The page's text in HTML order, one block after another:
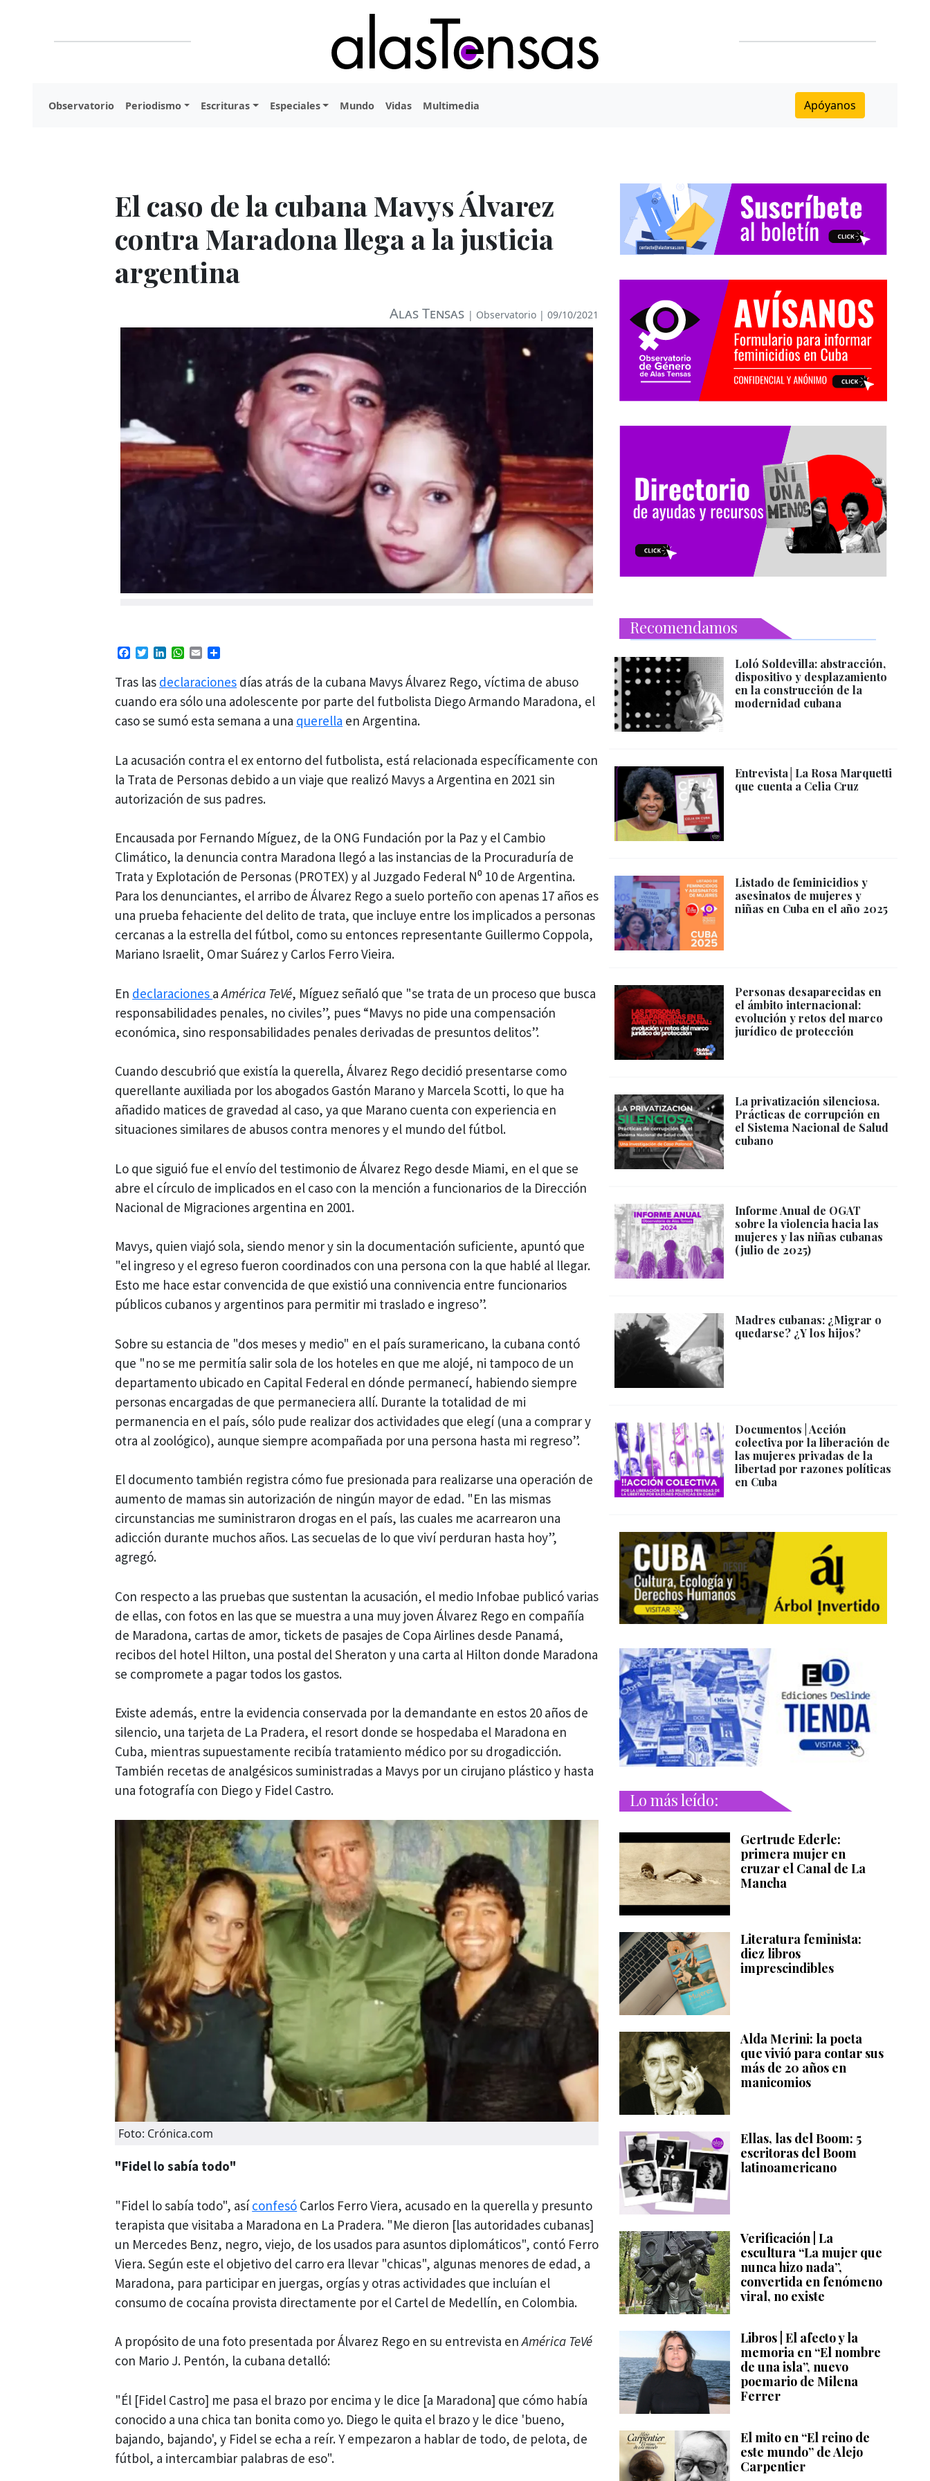
Observatorio Periodismo Escrituras Especiales Mundo Vidas Multimedia Apóyanos
El caso de la cubana Mavys Álvarez
contra Maradona llega a la justicia
argentina
Alas Tensas | Observatorio | 09/10/2021
Facebook
TwitterLinkedIn
WhatsApp
Email
Tras las declaraciones días atrás de la cubana Mavys Álvarez Rego, víctima de abuso
cuando era sólo una adolescente por parte del futbolista Diego Armando Maradona, el
caso se sumó esta semana a una querella en Argentina.
La acusación contra el ex entorno del futbolista, está relacionada específicamente con
la Trata de Personas debido a un viaje que realizó Mavys a Argentina en 2021 sin
autorización de sus padres.
Encausada por Fernando Míguez, de la ONG Fundación por la Paz y el Cambio
Climático, la denuncia contra Maradona llegó a las instancias de la Procuraduría de
Trata y Explotación de Personas (PROTEX) y al Juzgado Federal N⁰ 10 de Argentina.
Para los denunciantes, el arribo de Álvarez Rego a suelo porteño con apenas 17 años es
una prueba fehaciente del delito de trata, que incluye entre los implicados a personas
cercanas a la estrella del fútbol, como su entonces representante Guillermo Coppola,
Mariano Israelit, Omar Suárez y Carlos Ferro Vieira.
En declaraciones aAmérica TeVé, Míguez señaló que "se trata de un proceso que busca
responsabilidades penales, no civiles”, pues “Mavys no pide una compensación
económica, sino responsabilidades penales derivadas de presuntos delitos”.
Cuando descubrió que existía la querella, Álvarez Rego decidió presentarse como
querellante auxiliada por los abogados Gastón Marano y Marcela Scotti, lo que ha
añadido matices de gravedad al caso, ya que Marano cuenta con experiencia en
situaciones similares de abusos contra menores y el mundo del fútbol.
Lo que siguió fue el envío del testimonio de Álvarez Rego desde Miami, en el que se
abre el círculo de implicados en el caso con la mención a funcionarios de la Dirección
Nacional de Migraciones argentina en 2001.
Mavys, quien viajó sola, siendo menor y sin la documentación suficiente, apuntó que
"el ingreso y el egreso fueron coordinados con una persona con la que hablé al llegar.
Esto me hace estar convencida de que existió una connivencia entre funcionarios
públicos cubanos y argentinos para permitir mi traslado e ingreso”.
Sobre su estancia de "dos meses y medio" en el país suramericano, la cubana contó
que "no se me permitía salir sola de los hoteles en que me alojé, ni tampoco de un
departamento ubicado en Capital Federal en dónde permanecí, habiendo siempre
personas encargadas de que permaneciera allí. Durante la totalidad de mi
permanencia en el país, sólo pude realizar dos actividades que elegí (una a comprar y
otra al zoológico), aunque siempre acompañada por una persona hasta mi regreso”.
El documento también registra cómo fue presionada para realizarse una operación de
aumento de mamas sin autorización de ningún mayor de edad. "En las mismas
circunstancias me suministraron drogas en el país, las cuales me acarrearon una
adicción durante muchos años. Las secuelas de lo que viví perduran hasta hoy”,
agregó.
Con respecto a las pruebas que sustentan la acusación, el medio Infobae publicó varias
de ellas, con fotos en las que se muestra a una muy joven Álvarez Rego en compañía
de Maradona, cartas de amor, tickets de pasajes de Copa Airlines desde Panamá,
recibos del hotel Hilton, una postal del Sheraton y una carta al Hilton donde Maradona
se compromete a pagar todos los gastos.
Existe además, entre la evidencia conservada por la demandante en estos 20 años de
silencio, una tarjeta de La Pradera, el resort donde se hospedaba el Maradona en
Cuba, mientras supuestamente recibía tratamiento médico por su drogadicción.
También recetas de analgésicos suministradas a Mavys por un cirujano plástico y hasta
una fotografía con Diego y Fidel Castro.
Foto: Crónica.com
"Fidel lo sabía todo"
"Fidel lo sabía todo", asíconfesó Carlos Ferro Viera, acusado en la querella y presunto
terapista que visitaba a Maradona en La Pradera. "Me dieron [las autoridades cubanas]
un Mercedes Benz, negro, viejo, de los usados para asuntos diplomáticos", contó Ferro
Viera. Según este el objetivo del carro era llevar "chicas", algunas menores de edad, a
Maradona, para participar en juergas, orgías y otras actividades que incluían el
consumo de cocaína provista directamente por el Cartel de Medellín, en Colombia.
A propósito de una foto presentada por Álvarez Rego en su entrevista enAmérica TeVé
con Mario J. Pentón, la cubana detalló:
"Él [Fidel Castro] me pasa el brazo por encima y le dice [a Maradona] que cómo había
conocido a una chica tan bonita como yo. Diego le quita el brazo y le dice 'bueno,
bajando, bajando', y Fidel se echa a reír. Y empezaron a hablar de todo, de pelota, de
fútbol, a intercambiar palabras de eso".
Recomendamos
Loló Soldevilla: abstracción,
dispositivo y desplazamiento
en la construcción de la
modernidad cubana
Entrevista│La Rosa Marquetti
que cuenta a Celia Cruz
Listado de feminicidios y
asesinatos de mujeres y
niñas en Cuba en el año 2025
Personas desaparecidas en
el ámbito internacional:
evolución y retos del marco
jurídico de protección
La privatización silenciosa.
Prácticas de corrupción en
el Sistema Nacional de Salud
cubano
Informe Anual de OGAT
sobre la violencia hacia las
mujeres y las niñas cubanas
(julio de 2025)
Madres cubanas: ¿Migrar o
quedarse? ¿Y los hijos?
Documentos | Acción
colectiva por la liberación de
las mujeres privadas de la
libertad por razones políticas
en Cuba
Lo más leído:
Gertrude Ederle:
primera mujer en
cruzar el Canal de La
Mancha
Literatura feminista:
diez libros
imprescindibles
Alda Merini: la poeta
que vivió para contar sus
más de 20 años en
manicomios
Ellas, las del Boom: 5
escritoras del Boom
latinoamericano
Verificación | La
escultura “La mujer que
nunca hizo nada”,
convertida en fenómeno
viral, no existe
Libros | El afecto y la
memoria en “El nombre
de una isla”, nuevo
poemario de Milena
Ferrer
El mito en “El reino de
este mundo” de Alejo
Carpentier